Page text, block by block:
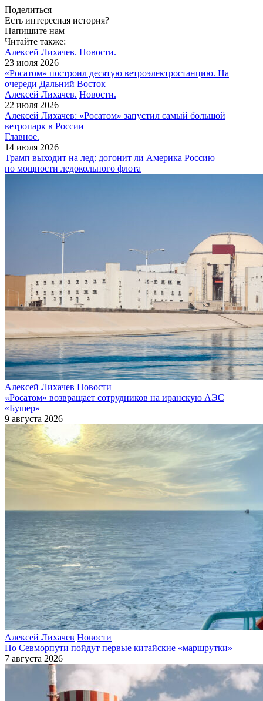
Поделиться
Есть интересная история?
Напишите нам
Читайте также:
Алексей Лихачев. Новости.
23 июля 2026
«Росатом» построил десятую ветроэлектростанцию. На
очереди Дальний Восток
Алексей Лихачев. Новости.
22 июля 2026
Алексей Лихачев: «Росатом» запустил самый большой
ветропарк в России
Главное.
14 июля 2026
Трамп выходит на лед: догонит ли Америка Россию
по мощности ледокольного флота
Алексей Лихачев Новости
«Росатом» возвращает сотрудников на иранскую АЭС
«Бушер»
9 августа 2026
Алексей Лихачев Новости
По Севморпути пойдут первые китайские «маршрутки»
7 августа 2026